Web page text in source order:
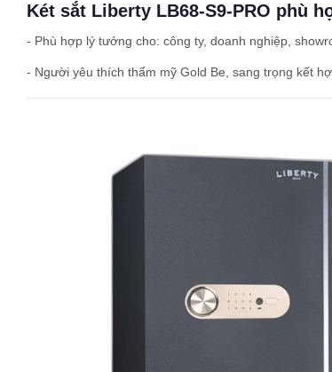
Két sắt Liberty LB68-S9-PRO phù
- Phù hợp lý tưởng cho: công ty, doanh nghiệp,
- Người yêu thích thẩm mỹ Gold Be, sang trọng kết